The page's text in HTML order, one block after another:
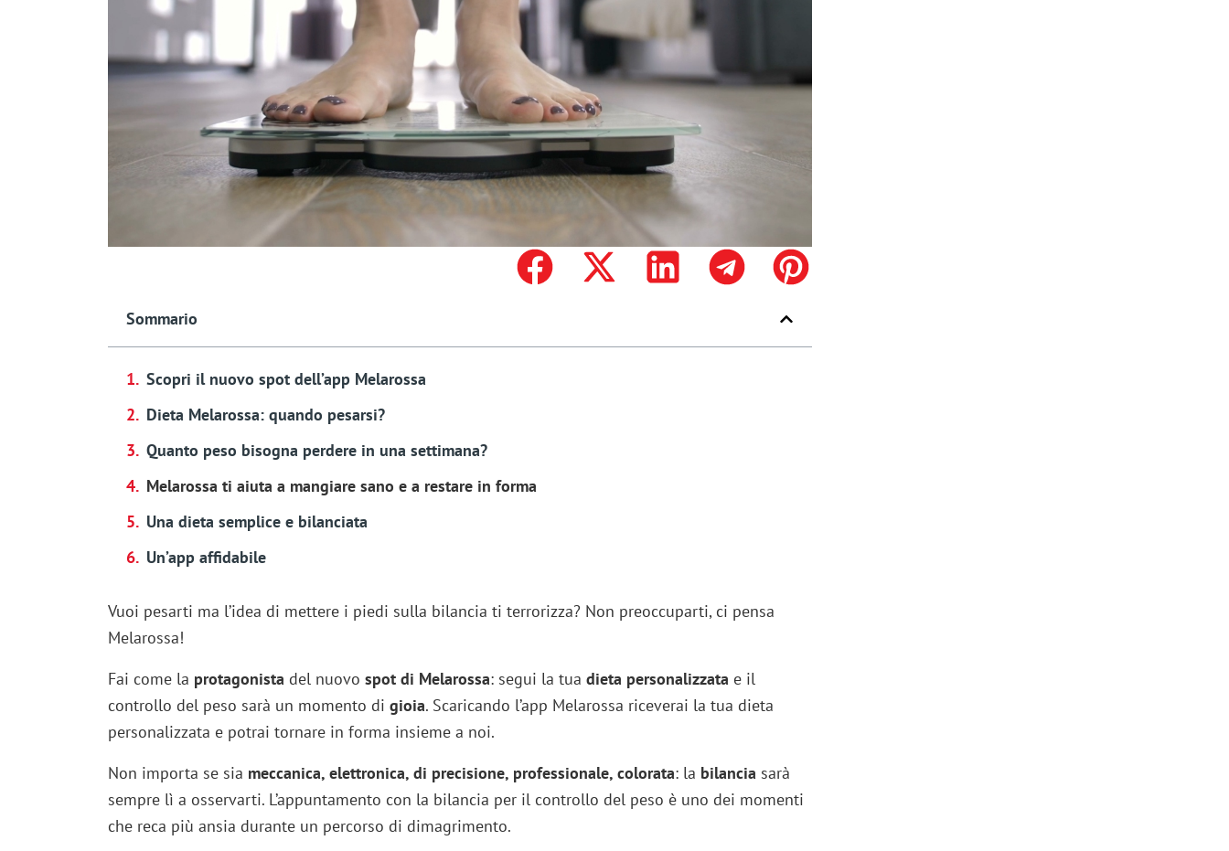
Sommario
Scopri il nuovo spot dell’app Melarossa
Dieta Melarossa: quando pesarsi?
Quanto peso bisogna perdere in una settimana?
Melarossa ti aiuta a mangiare sano e a restare in forma
Una dieta semplice e bilanciata
Un’app affidabile
Vuoi pesarti ma l’idea di mettere i piedi sulla bilancia ti terrorizza? Non preoccuparti, ci pensa
Melarossa!
Fai come la protagonista del nuovo spot di Melarossa: segui la tua dieta personalizzata e il
controllo del peso sarà un momento di gioia. Scaricando l’app Melarossa riceverai la tua dieta
personalizzata e potrai tornare in forma insieme a noi.
Non importa se sia meccanica, elettronica, di precisione, professionale, colorata: la bilancia sarà
sempre lì a osservarti. L’appuntamento con la bilancia per il controllo del peso è uno dei momenti
che reca più ansia durante un percorso di dimagrimento.